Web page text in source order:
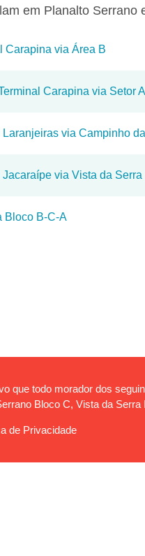
em Planalto Serrano
Carapina via Área B
Carapina via Setor A
via Campinho da
via Vista da Serra
Bloco B-C-A
que todo morador dos
Bloco C, Vista da
de Privacidade